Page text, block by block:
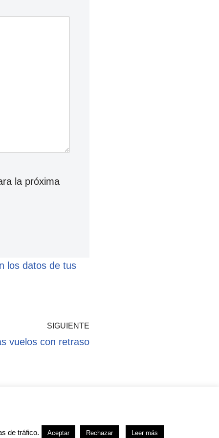
la próxima
los datos de tus
SIGUIENTE
vuelos con retraso
de tráfico. Aceptar Rechazar Leer más